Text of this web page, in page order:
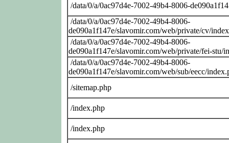
/data/0/a/0ac97d4e-7002-49b4-8006-
/data/0/a/0ac97d4e-7002-49b4-8006-
de090a1f147e/slavomir.com/web/private/cv/
/data/0/a/0ac97d4e-7002-49b4-8006-
de090a1f147e/slavomir.com/web/private/fei-stu/
/data/0/a/0ac97d4e-7002-49b4-8006-
de090a1f147e/slavomir.com/web/sub/eecc/
/sitemap.php
/index.php
/index.php